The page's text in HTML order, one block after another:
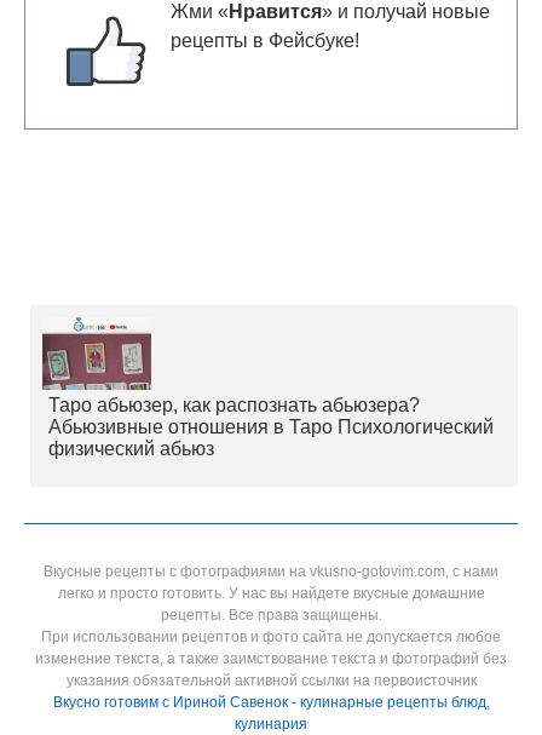
Жми « Нравится» и получай новые
рецепты в Фейсбуке!
Таро абьюзер, как распознать абьюзера?
Абьюзивные отношения в Таро Психологический
физический абьюз
Вкусные рецепты с фотографиями на vkusno-gotovim.com, с нами
легко и просто готовить. У нас вы найдете вкусные домашние
рецепты. Все права защищены.
При использовании рецептов и фото сайта не допускается любое
изменение текста, а также заимствование текста и фотографий без
указания обязательной активной ссылки на первоисточник
Вкусно готовим с Ириной Савенок - кулинарные рецепты блюд,
кулинария